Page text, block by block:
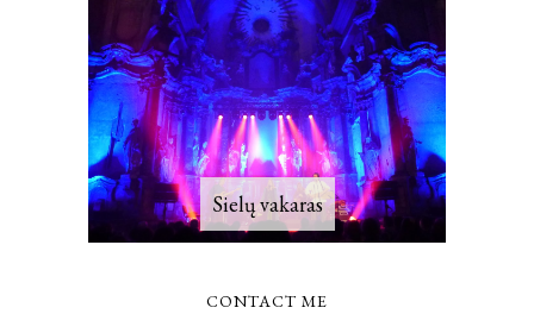
Sielų vakaras
CONTACT ME